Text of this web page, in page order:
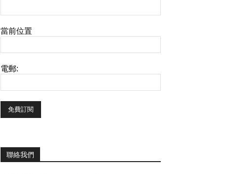
當前位置
電郵:
聯絡我們